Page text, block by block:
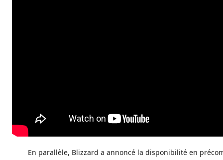
En parallèle, Blizzard a annoncé la disponibilité en